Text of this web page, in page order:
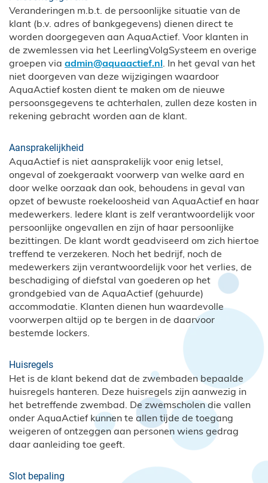
Veranderingen m.b.t. de persoonlijke situatie van de
klant (b.v. adres of bankgegevens) dienen direct te
worden doorgegeven aan AquaActief. Voor klanten in
de zwemlessen via het LeerlingVolgSysteem en overige
groepen via admin@aquaactief.nl. In het geval van het
niet doorgeven van deze wijzigingen waardoor
AquaActief kosten dient te maken om de nieuwe
persoonsgegevens te achterhalen, zullen deze kosten in
rekening gebracht worden aan de klant.
Aansprakelijkheid
AquaActief is niet aansprakelijk voor enig letsel,
ongeval of zoekgeraakt voorwerp van welke aard en
door welke oorzaak dan ook, behoudens in geval van
opzet of bewuste roekeloosheid van AquaActief en haar
medewerkers. Iedere klant is zelf verantwoordelijk voor
persoonlijke ongevallen en zijn of haar persoonlijke
bezittingen. De klant wordt geadviseerd om zich hiertoe
treffend te verzekeren. Noch het bedrijf, noch de
medewerkers zijn verantwoordelijk voor het verlies, de
beschadiging of diefstal van goederen op het
grondgebied van de AquaActief (gehuurde)
accommodatie. Klanten dienen hun waardevolle
voorwerpen altijd op te bergen in de daarvoor
bestemde lockers.
Huisregels
Het is de klant bekend dat de zwembaden bepaalde
huisregels hanteren. Deze huisregels zijn aanwezig in
het betreffende zwembad. De zwemscholen die vallen
onder AquaActief kunnen te allen tijde de toegang
weigeren of ontzeggen aan personen wiens gedrag
daar aanleiding toe geeft.
Slot bepaling